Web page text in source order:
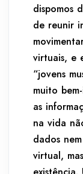
dispomos
de reunir
virtuais, e
“jovens
muito
as
na vida
dados
virtual,